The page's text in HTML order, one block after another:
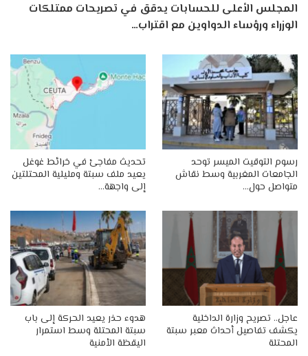
المجلس الأعلى للحسابات يدقق في تصريحات ممتلكات
الوزراء ورؤساء الدواوين مع اقتراب…
رسوم التوقيت الميسر توحد
الجامعات المغربية وسط نقاش
متواصل حول…
تحديث مفاجئ في خرائط غوغل
يعيد ملف سبتة ومليلية المحتلتين
إلى واجهة…
عاجل.. تصريح وزارة الداخلية
يكشف تفاصيل أحداث معبر سبتة
المحتلة
هدوء حذر يعيد الحركة إلى باب
سبتة المحتلة وسط استمرار
اليقظة الأمنية